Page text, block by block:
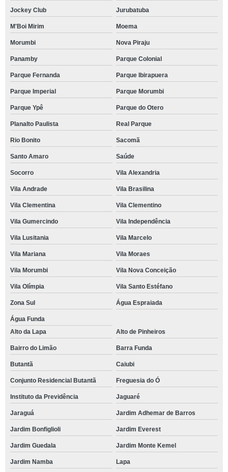
Jockey Club Jurubatuba
M'Boi Mirim Moema
Morumbi Nova Piraju
Panamby Parque Colonial
Parque Fernanda Parque Ibirapuera
Parque Imperial Parque Morumbi
Parque Ypê Parque do Otero
Planalto Paulista Real Parque
Rio Bonito Sacomã
Santo Amaro Saúde
Socorro Vila Alexandria
Vila Andrade Vila Brasilina
Vila Clementina Vila Clementino
Vila Gumercindo Vila Independência
Vila Lusitania Vila Marcelo
Vila Mariana Vila Moraes
Vila Morumbi Vila Nova Conceição
Vila Olímpia Vila Santo Estéfano
Zona Sul Água Espraiada
Água Funda
Alto da Lapa
Alto de Pinheiros
Bairro do Limão Barra Funda
Butantã Caiubi
Conjunto Residencial Butantã Freguesia do Ó
Instituto da Previdência Jaguaré
Jaraguá Jardim Adhemar de Barros
Jardim Bonfiglioli Jardim Everest
Jardim Guedala Jardim Monte Kemel
Jardim Namba Lapa